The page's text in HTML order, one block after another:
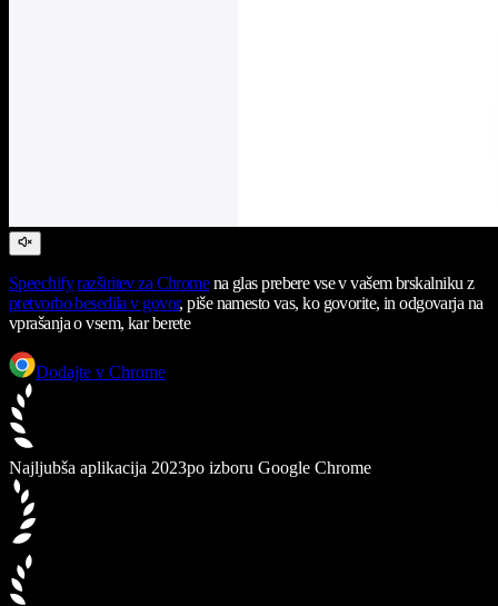
Speechify razširitev za Chromena glas prebere vse v vašem brskalniku z
pretvorbo besedila v govor, piše namesto vas, ko govorite, in odgovarja na
vprašanja o vsem, kar berete
Dodajte v Chrome
Najljubša aplikacija 2023po izboru Google Chrome